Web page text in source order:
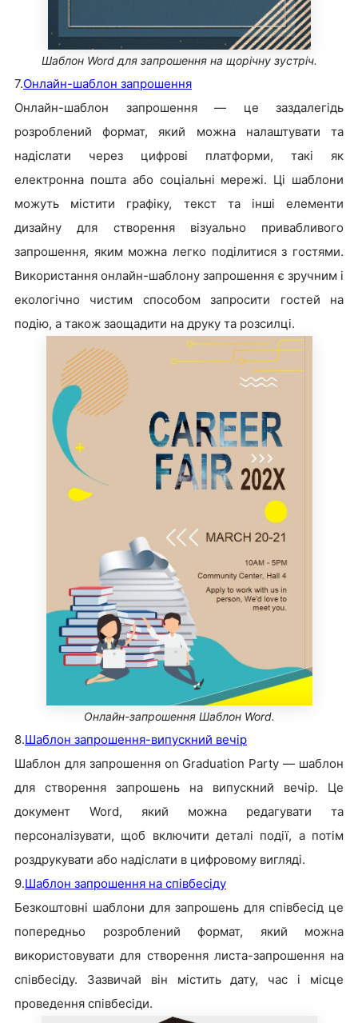
Шаблон Word для запрошення на щорічну зустріч.
7.Онлайн-шаблон запрошення
Онлайн-шаблон запрошення — це заздалегідь
розроблений формат, який можна налаштувати та
надіслати через цифрові платформи, такі як
електронна пошта або соціальні мережі. Ці шаблони
можуть містити графіку, текст та інші елементи
дизайну для створення візуально привабливого
запрошення, яким можна легко поділитися з гостями.
Використання онлайн-шаблону запрошення є зручним і
екологічно чистим способом запросити гостей на
подію, а також заощадити на друку та розсилці.
Онлайн-запрошення Шаблон Word.
8.Шаблон запрошення-випускний вечір
Шаблон для запрошення on Graduation Party — шаблон
для створення запрошень на випускний вечір. Це
документ Word, який можна редагувати та
персоналізувати, щоб включити деталі події, а потім
роздрукувати або надіслати в цифровому вигляді.
9.Шаблон запрошення на співбесіду
Безкоштовні шаблони для запрошень для співбесід це
попередньо розроблений формат, який можна
використовувати для створення листа-запрошення на
співбесіду. Зазвичай він містить дату, час і місце
проведення співбесіди.